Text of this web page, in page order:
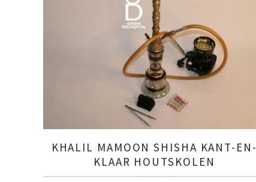
KHALIL MAMOON SHISHA KANT-EN-
KLAAR HOUTSKOLEN